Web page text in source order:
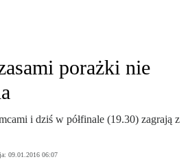
porażki nie
i dziś w półfinale (19.30) zagrają z
09.01.2016 06:07